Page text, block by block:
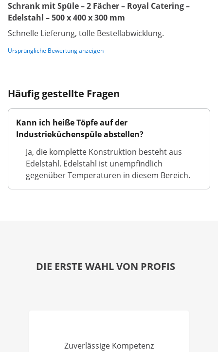
Schrank mit Spüle – 2 Fächer – Royal Catering –
Edelstahl – 500 x 400 x 300 mm
Schnelle Lieferung, tolle Bestellabwicklung.
Ursprüngliche Bewertung anzeigen
Häufig gestellte Fragen
Kann ich heiße Töpfe auf der
Industrieküchenspüle abstellen?
Ja, die komplette Konstruktion besteht aus
Edelstahl. Edelstahl ist unempfindlich
gegenüber Temperaturen in diesem Bereich.
DIE ERSTE WAHL VON PROFIS
Zuverlässige Kompetenz